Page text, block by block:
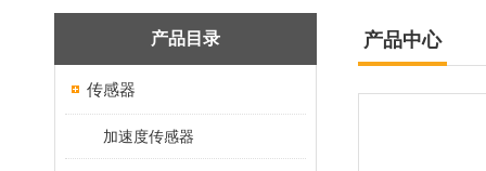
产品目录
传感器
加速度传感器
产品中心